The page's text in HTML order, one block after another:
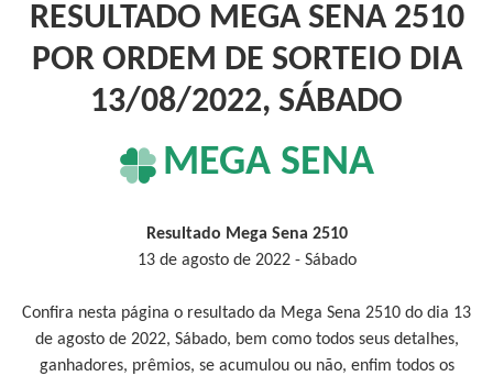
RESULTADO MEGA SENA 2510
POR ORDEM DE SORTEIO DIA
13/08/2022, SÁBADO
MEGA SENA
Resultado Mega Sena 2510
13 de agosto de 2022 - Sábado
Confira nesta página o resultado da Mega Sena 2510 do dia 13
de agosto de 2022, Sábado, bem como todos seus detalhes,
ganhadores, prêmios, se acumulou ou não, enfim todos os